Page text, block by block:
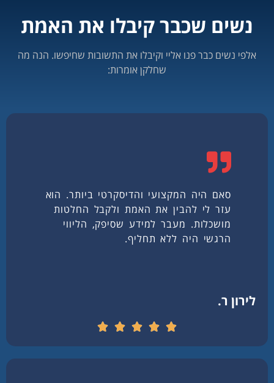
נשים שכבר קיבלו את האמת
אלפי נשים כבר פנו אליי וקיבלו את התשובות שחיפשו. הנה מה
שחלקן אומרות:
סאם היה המקצועי והדיסקרטי ביותר. הוא
עזר לי להבין את האמת ולקבל החלטות
מושכלות. מעבר למידע שסיפק, הליווי
הרגשי היה ללא תחליף.
לירון ר.